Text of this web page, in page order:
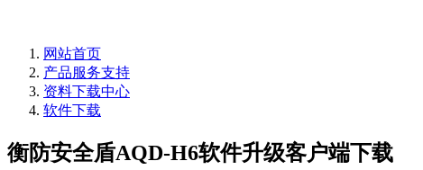
网站首页
产品服务支持
资料下载中心
软件下载
衡防安全盾AQD-H6软件升级客户端下载